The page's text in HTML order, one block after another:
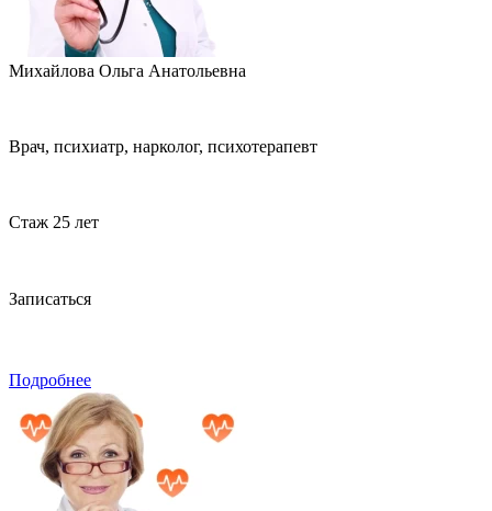
Михайлова Ольга Анатольевна
Врач, психиатр, нарколог, психотерапевт
Стаж 25 лет
Записаться
Подробнее